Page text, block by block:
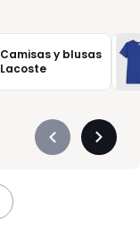
Camisas y blusas
Lacoste
Précédent